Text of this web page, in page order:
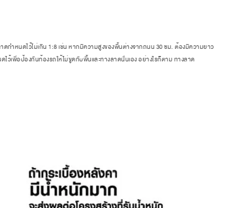
ำหนดไว้ไม่เกิน 1:8 เช่น หากมีความสูงของพื้นต่างจากถนน 30 ซม. ต้องมีความยาว
เพื่อป้องกันท้องรถให้ไม่ขูดกับพื้นและทางลาดนั่นเอง อย่างไรก็ตาม ทางลาด